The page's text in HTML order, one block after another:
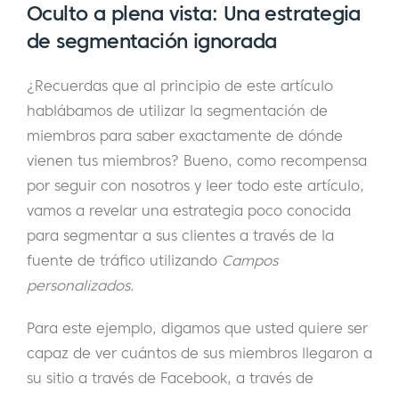
Oculto a plena vista: Una estrategia
de segmentación ignorada
¿Recuerdas que al principio de este artículo
hablábamos de utilizar la segmentación de
miembros para saber exactamente de dónde
vienen tus miembros? Bueno, como recompensa
por seguir con nosotros y leer todo este artículo,
vamos a revelar una estrategia poco conocida
para segmentar a sus clientes a través de la
fuente de tráfico utilizando Campos
personalizados.
Para este ejemplo, digamos que usted quiere ser
capaz de ver cuántos de sus miembros llegaron a
su sitio a través de Facebook, a través de